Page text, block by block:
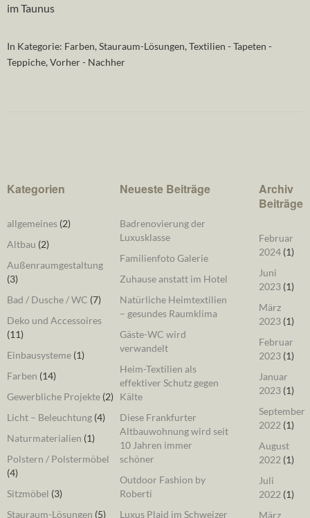
im Taunus
In Kategorie: Farben,Stauraum-Lösungen,Textilien - Tapeten -
Teppiche,Vorher - Nachher
Kategorien
allgemeines (2)
Altbau (2)
Außenraumgestaltung
(3)
Bad / Dusche / WC (7)
Deko und Accessoires
(11)
Einbausysteme (1)
Farben (14)
Gewerbliche Projekte (2)
Licht – Beleuchtung (4)
Naturmaterialien (1)
Polstern / Polstermöbel
(4)
Sitzmöbel (3)
Stauraum-Lösungen (5)
Neueste Beiträge
Badrenovierung der
Luxusklasse
Familienfoto Galerie
Zuhause anstatt im Hotel
Natürliche Heimtextilien
– gesundes Raumklima
Gäste-WC wird
verwandelt
Heim-Textilien als
effektiver Schutz gegen
Kälte
Diese Frankfurter
Altbauwohnung wird seit
10 Jahren immer
schöner
Outdoor Fashion by
Roberti
Luxus Plaid im Schweizer
Archiv
Beiträge
Februar
2024(1)
Juni
2023(1)
März
2023(1)
Februar
2023(1)
Januar
2023(1)
September
2022 (1)
August
2022 (1)
Juli
2022 (1)
März